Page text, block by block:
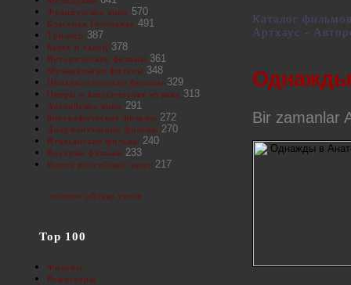
Каталог
Артхаус -
Bir zamanlar
Французское кино 570
Классика Голливуда 491
Триллер 387
Балет и танец 378
Исторические фильмы 361
Музыкальные фильмы 348
Приключенческие фильмы 329
Оперы и классическая музыка 313
Английское кино 291
Биографические фильмы 272
Документальные фильмы 270
Итальянские фильмы 240
Военные фильмы 233
Новое российское кино 217
полное облако тегов
Top 100
Фильмы
Режиссеры